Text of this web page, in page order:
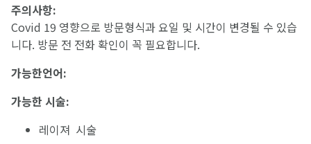
주의사항:
Covid 19 영향으로 방문형식과 요일 및 시간이 변경될 수 있습
니다. 방문 전 전화 확인이 꼭 필요합니다.
가능한언어:
가능한 시술:
레이져 시술